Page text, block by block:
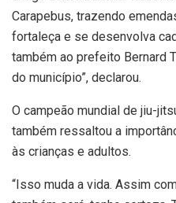
Carapebus, trazendo
fortaleça e se desenvolva
também ao prefeito Bernard
do município”, declarou.
O campeão mundial de jiu-
também ressaltou a
às crianças e adultos.
“Isso muda a vida. Assim